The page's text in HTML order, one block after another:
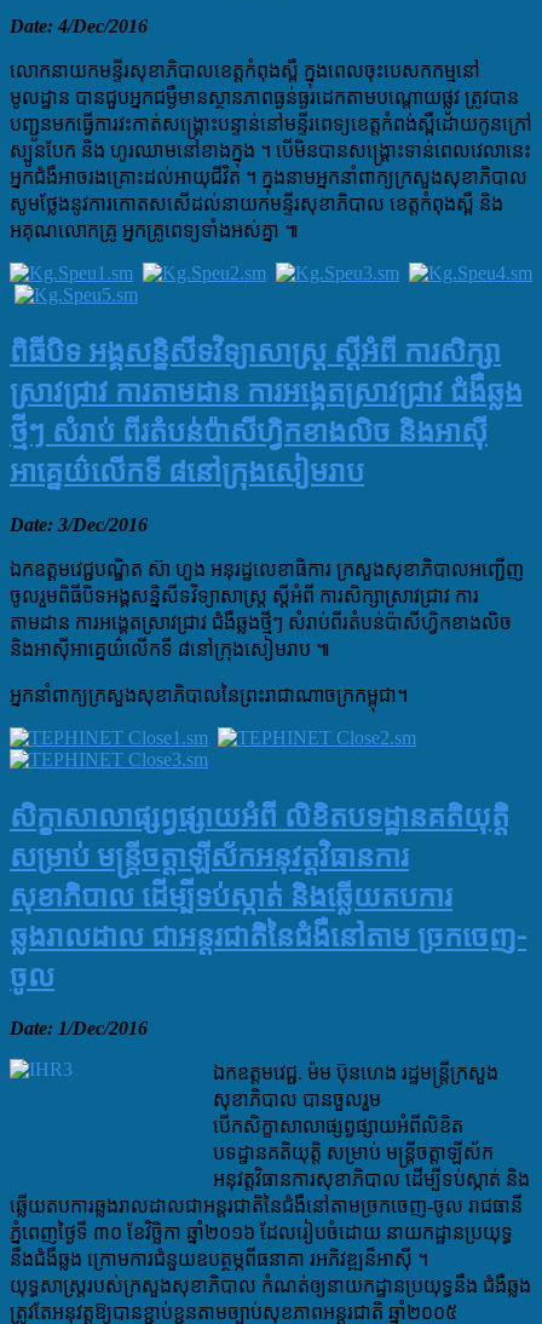
Date: 4/Dec/2016
លោកនាយកមន្ទីរសុខាភិបាលខេត្តកំពុងស្ពឺ ក្នុងពេលចុះបេសកកម្មនៅ
មូលដ្ឋាន បានជួបអ្នកជម្ងឺមានស្ថានភាពធ្ងន់ធ្ងរដេកតាមបណ្តោយផ្លូវ ត្រូវបាន
បញ្ជូនមកធ្វើការវះកាត់សង្គ្រោះបន្ទាន់នៅមន្ទីរពេទ្យខេត្តកំពង់ស្ពឺដោយកូនក្រៅ
ស្បូនបែក និង ហូរឈាមនៅខាងក្នុង ។ បើមិនបានសង្រ្គោះទាន់ពេលវេលានេះ
អ្នកជំងឺអាចរងគ្រោះដល់អាយុជីវិត ។ ក្នុងនាមអ្នកនាំពាក្យក្រសួងសុខាភិបាល
សូមថ្លែងនូវការកោតសសើដល់នាយកមន្ទីរសុខាភិបាល ខេត្តកំពុងស្ពឺ និង
អគុណលោកគ្រូ អ្នកគ្រូពេទ្យទាំងអស់គ្នា ៕
ពិធីបិទ ​អង្គសន្និសីទវិទ្យាសាស្រ្ត ស្តីអំពី ការសិក្សា
ស្រាវជ្រាវ ការតាមដាន ការអង្គេតស្រាវជ្រាវ ជំងឺឆ្លង
ថ្មីៗ សំរាប់ ពីរតំបន់ប៉ាសីហ្វិកខាងលិច និងអាស៊ី
អាគ្នេយ៌​លើកទី ៨​នៅក្រុងសៀមរាប
Date: 3/Dec/2016
ឯកឧត្តមវេជ្ជបណ្ឌិត ស៊ា ហួង អនុរដ្ឋលេខាធិការ ក្រសួង​សុខាភិបាលអញ្ជើញ
ចូលរួមពិធីបិទ​អង្គសន្និសីទវិទ្យាសាស្រ្ត ស្តីអំពី ការសិក្សាស្រាវជ្រាវ ការ
តាមដាន ការអង្គេតស្រាវជ្រាវ ជំងឺឆ្លងថ្មីៗ សំរាប់ពីរតំបន់ប៉ាសីហ្វិកខាងលិច
និងអាស៊ីអាគ្នេយ៌​លើកទី ៨​នៅក្រុងសៀមរាប ៕
អ្នកនាំពាក្យក្រសួងសុខាភិបាលនៃព្រះរាជាណាចក្រកម្ពុជា។
សិក្ខាសាលាផ្សព្វផ្សាយអំពី លិខិតបទដ្ឋានគតិយុត្តិ
សម្រាប់ មន្ត្រីចត្តាឡីស័កអនុវត្តវិធានការ
សុខាភិបាល ដើម្បីទប់ស្កាត់ និងឆ្លើយតបការ
ឆ្លងរាលដាល ជាអន្តរជាតិនៃជំងឺនៅតាម ច្រកចេញ-
ចូល
Date: 1/Dec/2016
ឯកឧត្តមវេជ្ជ. ម៉ម ប៊ុនហេង រដ្ឋមន្ត្រីក្រសួង
សុខាភិបាល បានចួលរួម
បើកសិក្ខាសាលាផ្សព្វផ្សាយអំពីលិខិត
បទដ្ឋានគតិយុត្តិ សម្រាប់ មន្ត្រីចត្តាឡីស័ក
អនុវត្តវិធានការសុខាភិបាល ដើម្បីទប់ស្កាត់ និង
ឆ្លើយតបការឆ្លងរាលដាលជាអន្តរជាតិនៃជំងឺនៅតាមច្រកចេញ-ចូល រាជធានី
ភ្នំពេញថ្ងៃទី ៣០ ខែវិច្ឆិកា ឆ្នាំ២០១៦ ដែលរៀបចំដោយ នាយកដ្ឋានប្រយុទ្ធ
នឹងជំងឺឆ្លង ក្រោមការជំនួយឧបត្ថម្ភពីធនាគា រអភិវឌ្ឍន៏អាស៊ី ។​
យុទ្ធសាស្រ្តរបស់ក្រសួងសុខាភិបាល កំណត់ឲ្យនាយកដ្ឋានប្រយុទ្ធនឹង ជំងឺឆ្លង
ត្រូវតែអនុវត្តឱ្យបានខ្ជាប់ខ្ជួនតាមច្បាប់សុខភាពអន្តរជាតិ ឆ្នាំ២០០៥